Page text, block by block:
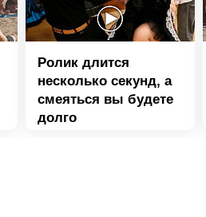
Ролик длится
несколько секунд, а
смеяться вы будете
долго